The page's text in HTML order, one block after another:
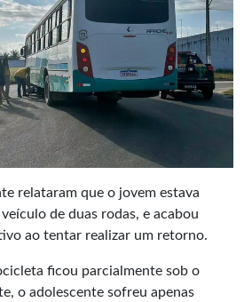
relataram que o jovem estava
de duas rodas, e acabou
ao tentar realizar um retorno.
ficou parcialmente sob o
o adolescente sofreu apenas